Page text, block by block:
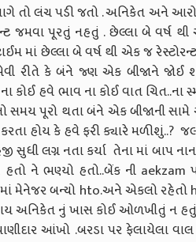
તો લંચ પડી જતો . અનિકેત અને
જમવા પૂરતું નહતું . છેલ્લા બે વર્ષ થી
માં છેલ્લા બે વર્ષ થી એક જ
રીતે કે બંને જ્ણ એક બીજાને
કોઈ હવે ભાવ ના કોઈ વાત ચિત..ના
સમય પૂરો થતા બંને એક બીજાની
હોય કે હવે ફરી ક્યારે મળીશું..?
સુધી લગ્ન નતા કર્યા તેના માં બાપ
ને ભણ્યો હતો..બેંક ની aekzam
માં મેનેજર બન્યો hto.અને એકલો
અનિકેત નું ખાસ કોઈ ઓળખીતું ન
આંખો .બરડા પર ફેલાયેલા